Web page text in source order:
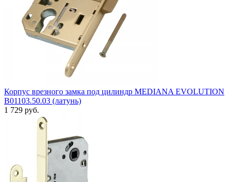
Корпус врезного замка под цилиндр MEDIANA EVOLUTION
B01103.50.03 (латунь)
1 729 руб.